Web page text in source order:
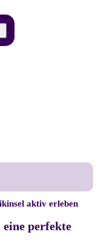
aktiv erleben
perfekte